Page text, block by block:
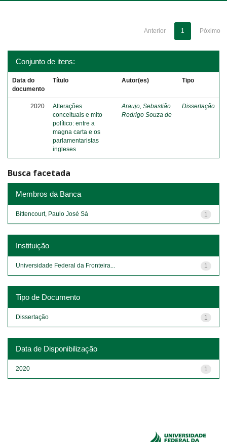
Anterior 1 Póximo
Conjunto de itens:
Data do
documento
Título Autor(es) Tipo
2020
Alterações
conceituais e mito
político: entre a
magna carta e os
parlamentaristas
ingleses
Araujo, Sebastião
Rodrigo Souza de
Dissertação
Busca facetada
Membros da Banca
1
Bittencourt, Paulo José Sá
Instituição
1
Universidade Federal da Fronteira...
Tipo de Documento
1
Dissertação
Data de Disponibilização
1
2020